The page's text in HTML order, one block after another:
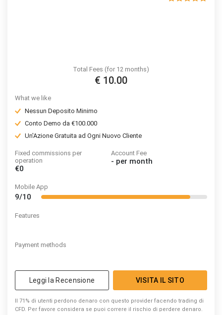
Total Fees (for 12 months)
€ 10.00
What we like
Nessun Deposito Minimo
Conto Demo da €100.000
Un'Azione Gratuita ad Ogni Nuovo Cliente
Fixed commissions per
operation
€0
Account Fee
- per month
Mobile App
9/10
Features
Payment methods
Leggi la Recensione VISITA IL SITO
Il 71% di utenti perdono denaro con questo provider facendo trading di
CFD. Per favore considera se puoi correre il rischio di perdere denaro.